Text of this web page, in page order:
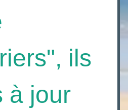
ils
jour